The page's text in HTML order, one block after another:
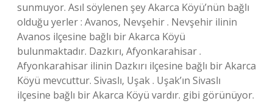
sunmuyor. Asıl söylenen şey Akarca Köyü’nün bağlı
olduğu yerler : Avanos, Nevşehir . Nevşehir ilinin
Avanos ilçesine bağlı bir Akarca Köyü
bulunmaktadır. Dazkırı, Afyonkarahisar .
Afyonkarahisar ilinin Dazkırı ilçesine bağlı bir Akarca
Köyü mevcuttur. Sivaslı, Uşak . Uşak’ın Sivaslı
ilçesine bağlı bir Akarca Köyü vardır. gibi görünüyor.